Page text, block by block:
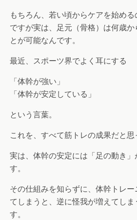
もちろん、若い頃からケアを始める
ですが実は、足元（骨格）は何歳
とが可能なんです。
最近、スポーツ界でよく耳にする
「体幹が強い」
「体幹が安定している」
という言葉。
これを、すべて筋トレの成果だと思
実は、体幹の安定には「足の動き」
す。
その仕組みを知らずに、体幹トレ
てしまうと、逆に怪我が増えてし
す。